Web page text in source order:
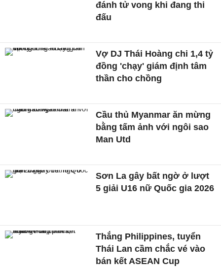
đánh tử vong khi đang thi
đấu
Vợ DJ Thái Hoàng chi 1,4 tỷ
đồng 'chạy' giám định tâm
thần cho chồng
Cầu thủ Myanmar ăn mừng
bằng tấm ảnh với ngôi sao
Man Utd
Sơn La gây bất ngờ ở lượt
5 giải U16 nữ Quốc gia 2026
Thắng Philippines, tuyển
Thái Lan cầm chắc vé vào
bán kết ASEAN Cup